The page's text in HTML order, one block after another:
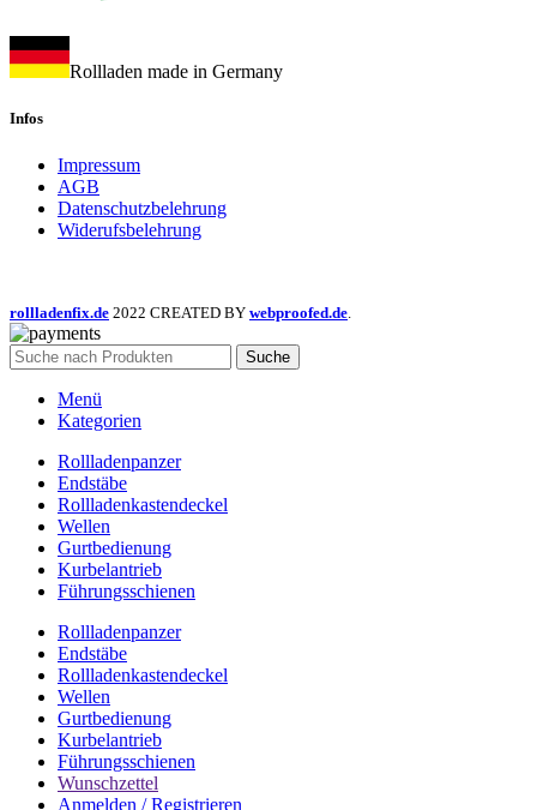
Rollladen made in Germany
Infos
Impressum
AGB
Datenschutzbelehrung
Widerufsbelehrung
rollladenfix.de 2022 CREATED BY webproofed.de.
Suche
Menü
Kategorien
Rollladenpanzer
Endstäbe
Rollladenkastendeckel
Wellen
Gurtbedienung
Kurbelantrieb
Führungsschienen
Rollladenpanzer
Endstäbe
Rollladenkastendeckel
Wellen
Gurtbedienung
Kurbelantrieb
Führungsschienen
Wunschzettel
Anmelden / Registrieren